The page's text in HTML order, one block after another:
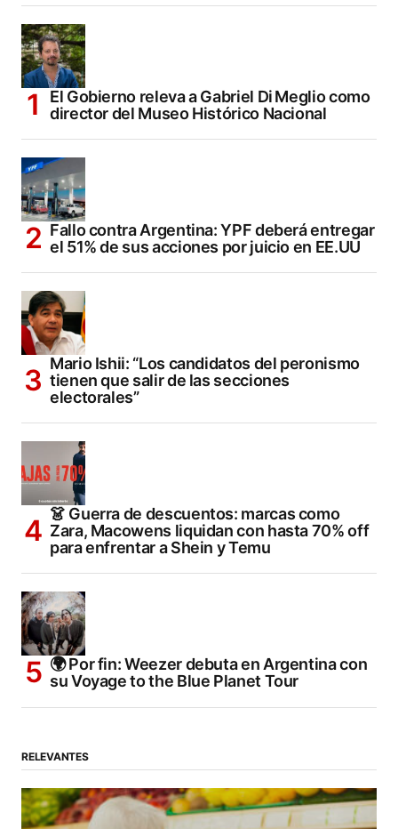
El Gobierno releva a Gabriel Di Meglio como
director del Museo Histórico Nacional
Fallo contra Argentina: YPF deberá entregar
el 51% de sus acciones por juicio en EE.UU
Mario Ishii: “Los candidatos del peronismo
tienen que salir de las secciones
electorales”
👗 Guerra de descuentos: marcas como
Zara, Macowens liquidan con hasta 70% off
para enfrentar a Shein y Temu
🌍 Por fin: Weezer debuta en Argentina con
su Voyage to the Blue Planet Tour
RELEVANTES